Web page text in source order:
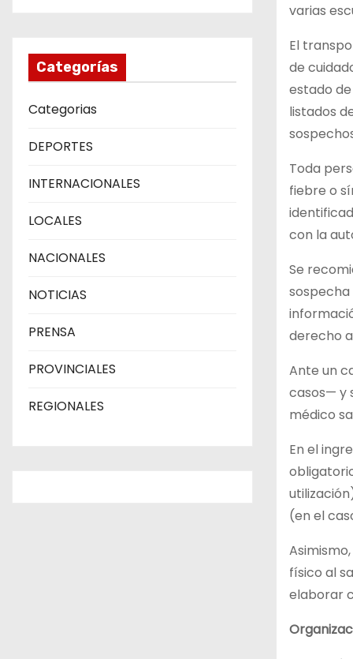
Categorías
Categorias
DEPORTES
INTERNACIONALES
LOCALES
NACIONALES
NOTICIAS
PRENSA
PROVINCIALES
REGIONALES
varias
El
de
estado
listados
Toda
fiebre o
con la
Se
derecho
Ante un
casos— y
médico
En el
(en el
físico al
elaborar